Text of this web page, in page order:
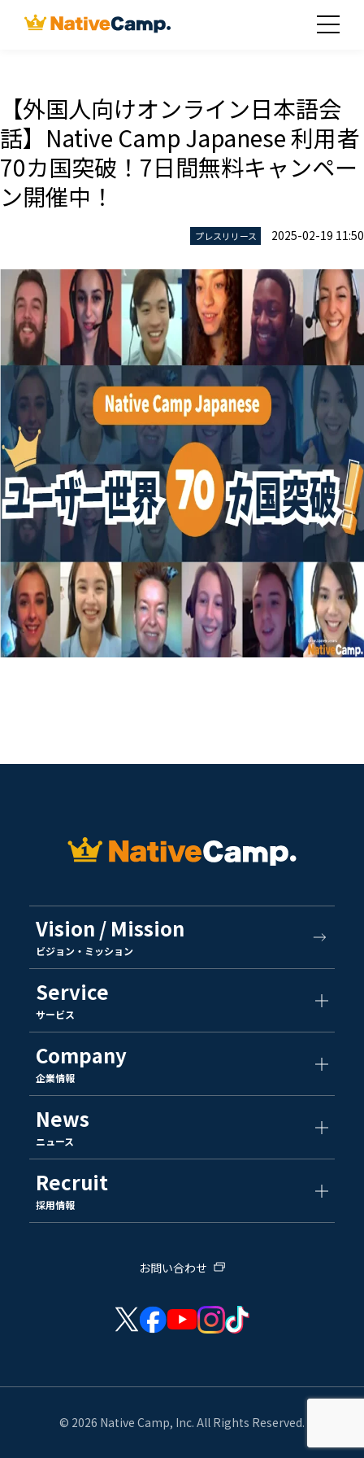
【外国人向けオンライン日本語会
話】Native Camp Japanese 利用者
70カ国突破！7日間無料キャンペー
ン開催中！
プレスリリース 2025-02-19 11:50
Vision / Mission
ビジョン・ミッション
Service
サービス
Company
企業情報
News
ニュース
Recruit
採用情報
お問い合わせ
© 2026 Native Camp, Inc. All Rights Reserved.